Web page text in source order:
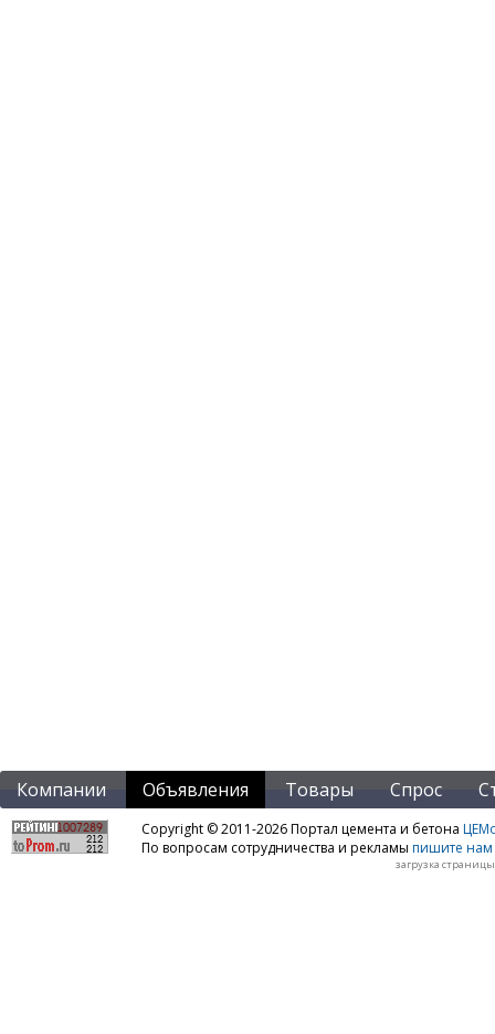
Компании Объявления Товары Спрос
Copyright © 2011-2026 Портал цемента и бетона
По вопросам сотрудничества и рекламы пишите нам
загрузка